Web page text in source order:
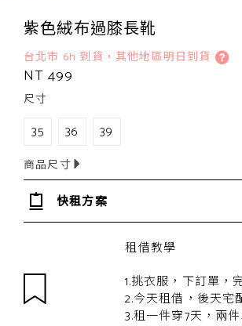
紫色絨布過膝長靴
台北市 6h 到貨，其他地區明日到貨
NT 499
尺寸
35 36 39
商品尺寸
快租方案
租借教學
1.挑衣服，下訂單，
2.今天租借，後天宅
3.租一件穿7天，兩